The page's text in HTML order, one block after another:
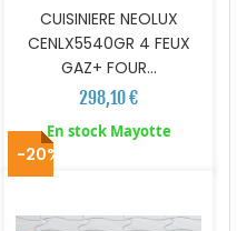
CUISINIERE NEOLUX
CENLX5540GR 4 FEUX
GAZ+ FOUR...
298,10 €
En stock Mayotte
-20%